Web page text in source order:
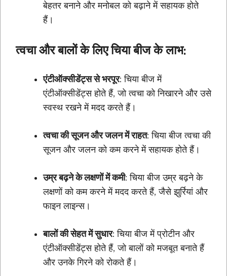
बेहतर बनाने और मनोबल को बढ़ाने में सहायक होते
हैं।
त्वचा और बालों के लिए चिया बीज के लाभ:
एंटीऑक्सीडेंट्स से भरपूर: चिया बीज में
एंटीऑक्सीडेंट्स होते हैं, जो त्वचा को निखारने और उसे
स्वस्थ रखने में मदद करते हैं।
त्वचा की सूजन और जलन में राहत: चिया बीज त्वचा की
सूजन और जलन को कम करने में सहायक होते हैं।
उम्र बढ़ने के लक्षणों में कमी: चिया बीज उम्र बढ़ने के
लक्षणों को कम करने में मदद करते हैं, जैसे झुर्रियां और
फाइन लाइन्स।
बालों की सेहत में सुधार: चिया बीज में प्रोटीन और
एंटीऑक्सीडेंट्स होते हैं, जो बालों को मजबूत बनाते हैं
और उनके गिरने को रोकते हैं।